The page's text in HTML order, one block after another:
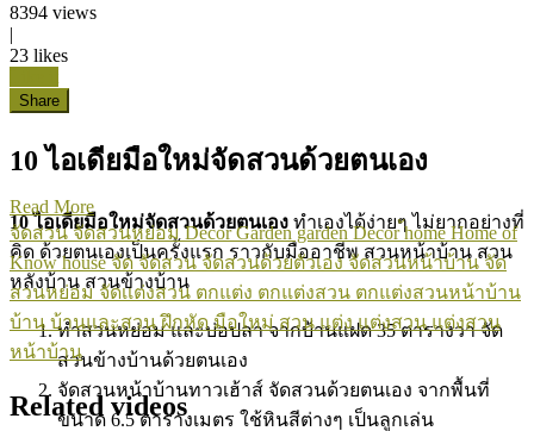
8394 views
|
23 likes
Share
10 ไอเดียมือใหม่จัดสวนด้วยตนเอง
10 ไอเดียมือใหม่จัดสวนด้วยตนเอง ทำเองได้ง่ายๆ ไม่ยากอย่างที่
คิด ด้วยตนเองเป็นครั้งแรก ราวกับมืออาชีพ สวนหน้าบ้าน สวน
หลังบ้าน สวนข้างบ้าน
ทำสวนหย่อม และบ่อปลา จากบ้านแฝด 35 ตารางวา จัด
สวนข้างบ้านด้วยตนเอง
จัดสวนหน้าบ้านทาวเฮ้าส์ จัดสวนด้วยตนเอง จากพื้นที่
ขนาด 6.5 ตารางเมตร ใช้หินสีต่างๆ เป็นลูกเล่น
Read More
จัดสวนจัดสวนหย่อม DecorGarden garden Decor้home Home of
Knowhouseจัดจัดสวนจัดสวนด้วยตัวเองจัดสวนหน้าบ้านจัด
สวนหย่อมจัดเเต่งสวน ตกแต่ง ตกแต่งสวน ตกแต่งสวนหน้าบ้าน
บ้าน บ้านและสวนฝึกหัดมือใหม่สวนแต่งแต่งสวนแต่งสวน
หน้าบ้าน
Related videos